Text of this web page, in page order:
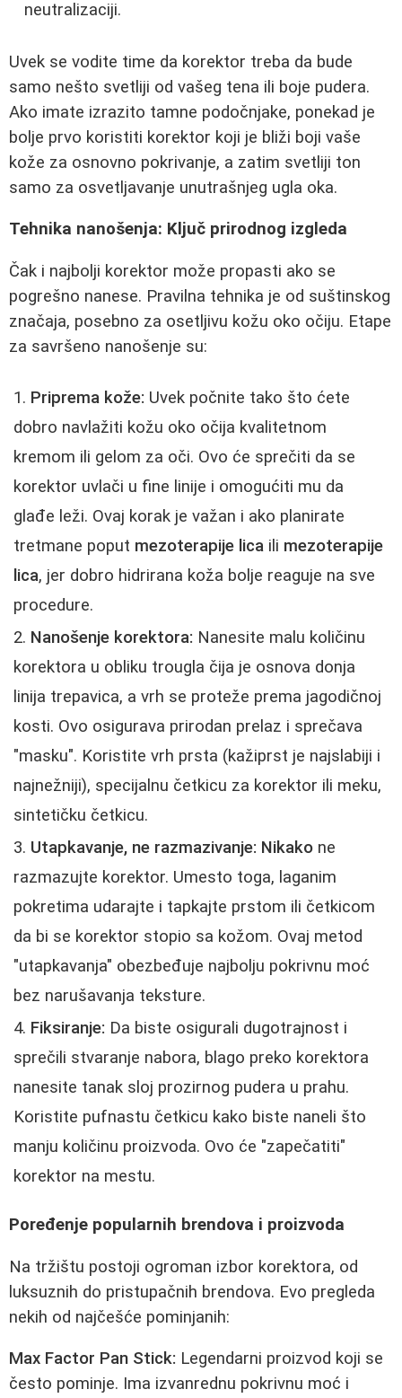
neutralizaciji.
Uvek se vodite time da korektor treba da bude
samo nešto svetliji od vašeg tena ili boje pudera.
Ako imate izrazito tamne podočnjake, ponekad je
bolje prvo koristiti korektor koji je bliži boji vaše
kože za osnovno pokrivanje, a zatim svetliji ton
samo za osvetljavanje unutrašnjeg ugla oka.
Tehnika nanošenja: Ključ prirodnog izgleda
Čak i najbolji korektor može propasti ako se
pogrešno nanese. Pravilna tehnika je od suštinskog
značaja, posebno za osetljivu kožu oko očiju. Etape
za savršeno nanošenje su:
Priprema kože: Uvek počnite tako što ćete
dobro navlažiti kožu oko očija kvalitetnom
kremom ili gelom za oči. Ovo će sprečiti da se
korektor uvlači u fine linije i omogućiti mu da
glađe leži. Ovaj korak je važan i ako planirate
tretmane poput mezoterapije lica ili mezoterapije
lica, jer dobro hidrirana koža bolje reaguje na sve
procedure.
Nanošenje korektora: Nanesite malu količinu
korektora u obliku trougla čija je osnova donja
linija trepavica, a vrh se proteže prema jagodičnoj
kosti. Ovo osigurava prirodan prelaz i sprečava
"masku". Koristite vrh prsta (kažiprst je najslabiji i
najnežniji), specijalnu četkicu za korektor ili meku,
sintetičku četkicu.
Utapkavanje, ne razmazivanje: Nikako ne
razmazujte korektor. Umesto toga, laganim
pokretima udarajte i tapkajte prstom ili četkicom
da bi se korektor stopio sa kožom. Ovaj metod
"utapkavanja" obezbeđuje najbolju pokrivnu moć
bez narušavanja teksture.
Fiksiranje: Da biste osigurali dugotrajnost i
sprečili stvaranje nabora, blago preko korektora
nanesite tanak sloj prozirnog pudera u prahu.
Koristite pufnastu četkicu kako biste naneli što
manju količinu proizvoda. Ovo će "zapečatiti"
korektor na mestu.
Poređenje popularnih brendova i proizvoda
Na tržištu postoji ogroman izbor korektora, od
luksuznih do pristupačnih brendova. Evo pregleda
nekih od najčešće pominjanih:
Max Factor Pan Stick: Legendarni proizvod koji se
često pominje. Ima izvanrednu pokrivnu moć i